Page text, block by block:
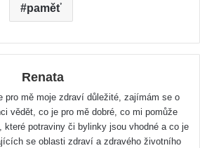
paměť
Renata
pro mě moje zdraví důležité, zajímám se o
vědět, co je pro mě dobré, co mi pomůže
potraviny či bylinky jsou vhodné a co je
se oblasti zdraví a zdravého životního